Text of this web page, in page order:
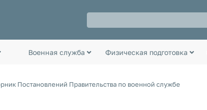
Военная служба Физическая подготовка
Постановлений Правительства по военной службе